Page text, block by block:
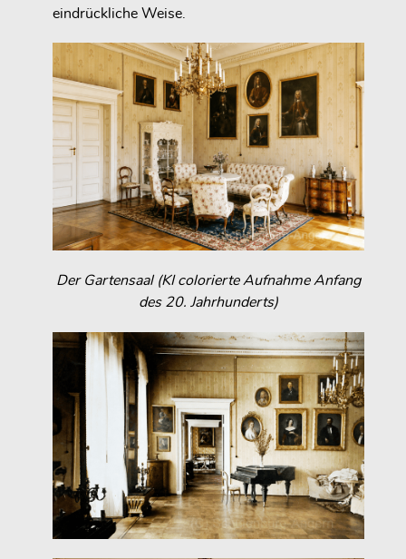
eindrückliche Weise.
Der Gartensaal (KI colorierte Aufnahme Anfang
des 20. Jahrhunderts)